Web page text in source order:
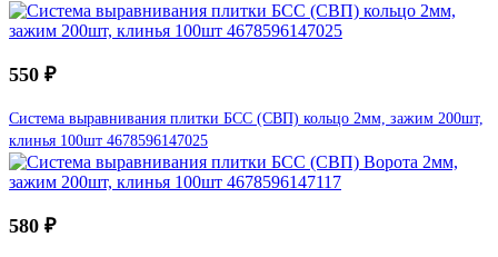
550 ₽
Система выравнивания плитки БСС (СВП) кольцо 2мм, зажим 200шт,
клинья 100шт 4678596147025
580 ₽